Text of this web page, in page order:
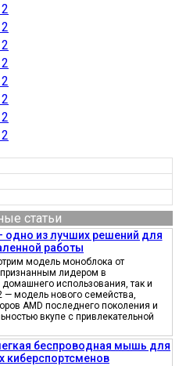
статьи
одно из лучших решений для
работы
модель моноблока от
признанным лидером в
использования, так и
— модель нового семейства,
AMD последнего поколения и
вкупе с привлекательной
беспроводная мышь для
киберспортсменов